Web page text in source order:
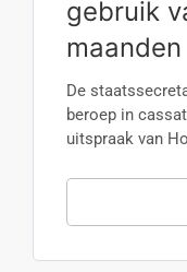
gebruik
maanden
De
beroep in
uitspraak van